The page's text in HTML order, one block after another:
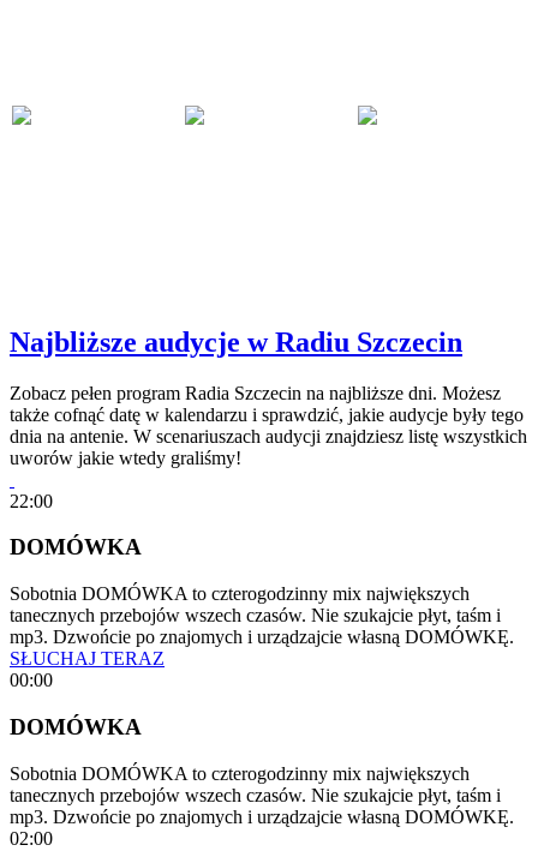
Najbliższe audycje w Radiu Szczecin
Zobacz pełen program Radia Szczecin na najbliższe dni. Możesz
także cofnąć datę w kalendarzu i sprawdzić, jakie audycje były tego
dnia na antenie. W scenariuszach audycji znajdziesz listę wszystkich
uworów jakie wtedy graliśmy!
22:00
DOMÓWKA
Sobotnia DOMÓWKA to czterogodzinny mix największych
tanecznych przebojów wszech czasów. Nie szukajcie płyt, taśm i
mp3. Dzwońcie po znajomych i urządzajcie własną DOMÓWKĘ.
SŁUCHAJ TERAZ
00:00
DOMÓWKA
Sobotnia DOMÓWKA to czterogodzinny mix największych
tanecznych przebojów wszech czasów. Nie szukajcie płyt, taśm i
mp3. Dzwońcie po znajomych i urządzajcie własną DOMÓWKĘ.
02:00